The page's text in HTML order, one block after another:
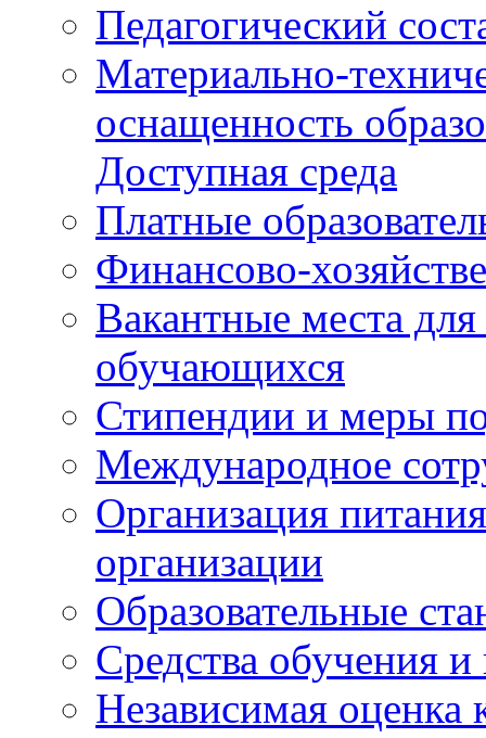
Педагогический
Материально-
оснащенность
Доступная среда
Платные
Финансово-
Вакантные места
обучающихся
Стипендии и меры
Международное
Организация
организации
Образовательные
Средства обучения и
Независимая оценка